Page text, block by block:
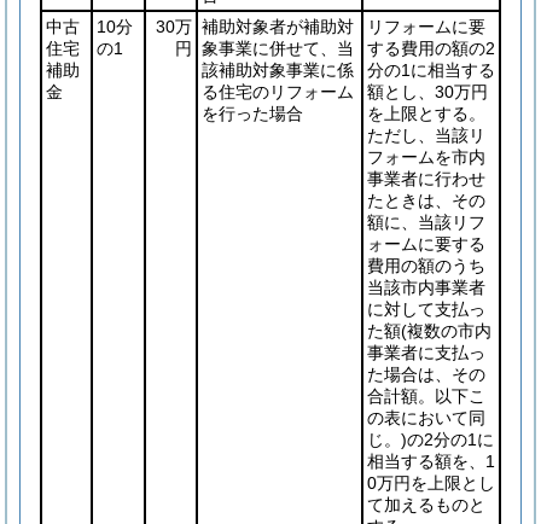
中古
住宅
補助
金
10分
の1
30万
円
補助対象者が補助対
象事業に併せて、当
該補助対象事業に係
る住宅のリフォーム
を行った場合
リフォームに要
する費用の額の2
分の1に相当する
額とし、30万円
を上限とする。
ただし、当該リ
フォームを市内
事業者に行わせ
たときは、その
額に、当該リフ
ォームに要する
費用の額のうち
当該市内事業者
に対して支払っ
た額(複数の市内
事業者に支払っ
た場合は、その
合計額。以下こ
の表において同
じ。)の2分の1に
相当する額を、1
0万円を上限とし
て加えるものと